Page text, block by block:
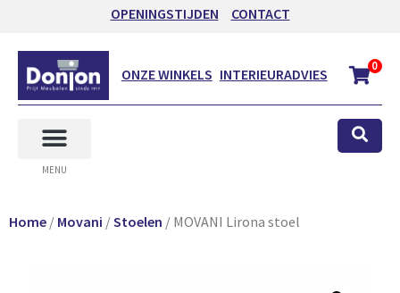
OPENINGSTIJDEN CONTACT
ONZE WINKELS INTERIEURADVIES 0
MENU
Home / Movani /Stoelen / MOVANI Lirona stoel